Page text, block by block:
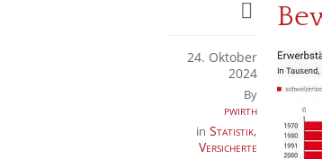
24. Oktober
2024
By
pwirth
in Statistik,
Versicherte